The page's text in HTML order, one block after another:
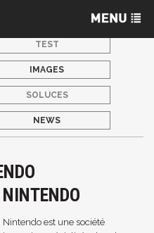
TEST
IMAGES
SOLUCES
NEWS
NINTENDO
Nintendo est une société